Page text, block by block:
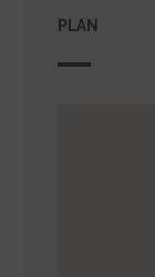
PLAN